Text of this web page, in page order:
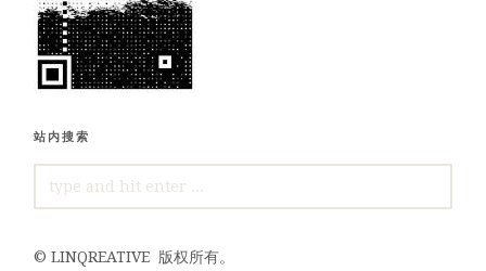
站内搜索
FOR:
©LINQREATIVE 版权所有。